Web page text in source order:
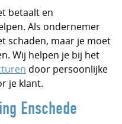
betaalt en
Als ondernemer
schaden, maar je moet
Wij helpen je bij het
door persoonlijke
je klant.
Enschede